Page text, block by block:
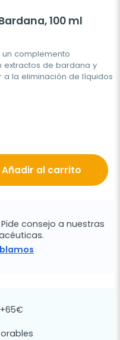
100 ml
un complemento
de bardana y
la eliminación de líquidos
Añadir al carrito
consejo a nuestras